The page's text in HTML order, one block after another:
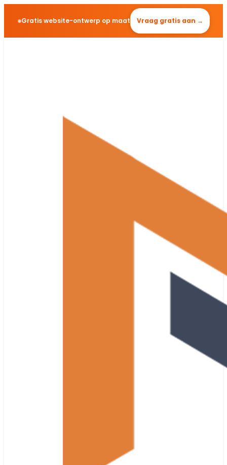
Gratis website-ontwerp op maat Vraag gratis aan →